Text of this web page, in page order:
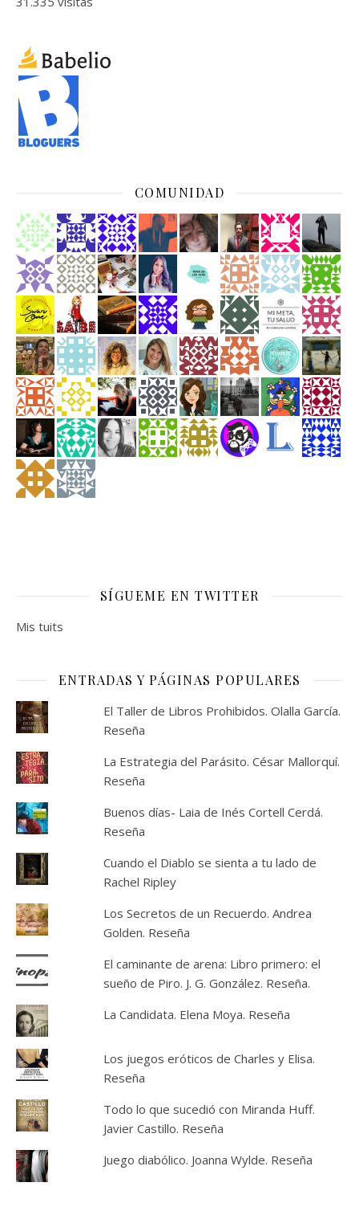
COMUNIDAD
SÍGUEME EN TWITTER
Mis tuits
ENTRADAS Y PÁGINAS POPULARES
El Taller de Libros Prohibidos. Olalla García.
Reseña
La Estrategia del Parásito. César Mallorquí.
Reseña
Buenos días- Laia de Inés Cortell Cerdá.
Reseña
Cuando el Diablo se sienta a tu lado de
Rachel Ripley
Los Secretos de un Recuerdo. Andrea
Golden. Reseña
El caminante de arena: Libro primero: el
sueño de Piro. J. G. González. Reseña.
La Candidata. Elena Moya. Reseña
Los juegos eróticos de Charles y Elisa.
Reseña
Todo lo que sucedió con Miranda Huff.
Javier Castillo. Reseña
Juego diabólico. Joanna Wylde. Reseña